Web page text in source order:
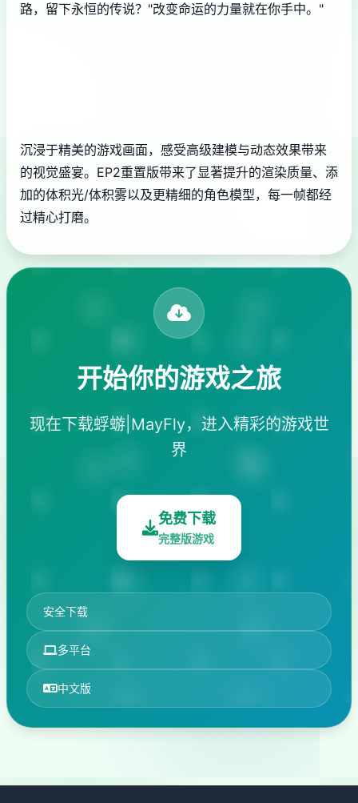
路，留下永恒的传说？"改变命运的力量就在你手中。"
沉浸于精美的游戏画面，感受高级建模与动态效果带来
的视觉盛宴。EP2重置版带来了显著提升的渲染质量、添
加的体积光/体积雾以及更精细的角色模型，每一帧都经
过精心打磨。
开始你的游戏之旅
现在下载蜉蝣|MayFly，进入精彩的游戏世
界
免费下载
完整版游戏
安全下载
多平台
中文版